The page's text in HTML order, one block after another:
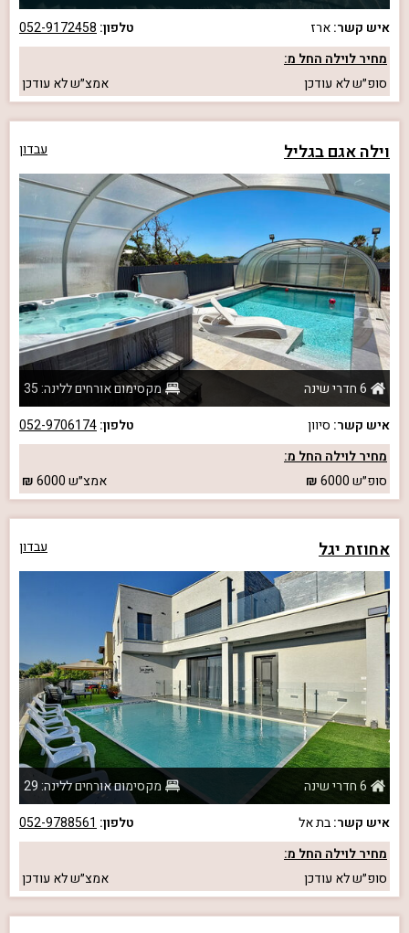
איש קשר:ארז טלפון: 052-9172458
מחיר לוילה החל מ:
סופ״שלא עודכן אמצ״שלא עודכן
וילה אגם בגליל עבדון
6 חדרי שינה
מקסימום אורחים ללינה: 35
איש קשר: סיוון טלפון:052-9706174
מחיר לוילה החל מ:
סופ״ש6000 אמצ״ש6000
אחוזת יגל עבדון
6 חדרי שינה
מקסימום אורחים ללינה: 29
איש קשר:בת אל טלפון: 052-9788561
מחיר לוילה החל מ:
סופ״שלא עודכן אמצ״שלא עודכן